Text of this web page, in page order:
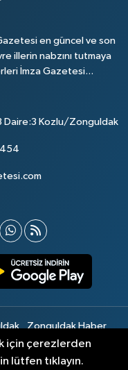
en güncel ve son
illerin nabzını tutmaya
İmza Gazetesi...
Daire:3 Kozlu/Zonguldak
Zonguldak Haber
Sitemap
için çerezlerden
lütfen tıklayın.